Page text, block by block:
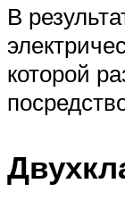
В
которой